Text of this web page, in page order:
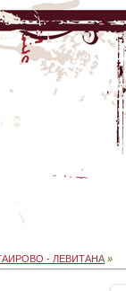
- ЛЕВИТАНА »